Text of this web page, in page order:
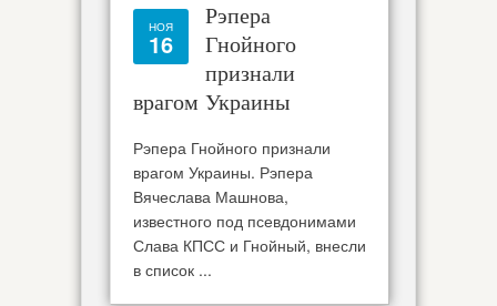
НОЯ
16
Рэпера
Гнойного
признали
врагом Украины
Рэпера Гнойного признали
врагом Украины. Рэпера
Вячеслава Машнова,
известного под псевдонимами
Слава КПСС и Гнойный, внесли
в список ...